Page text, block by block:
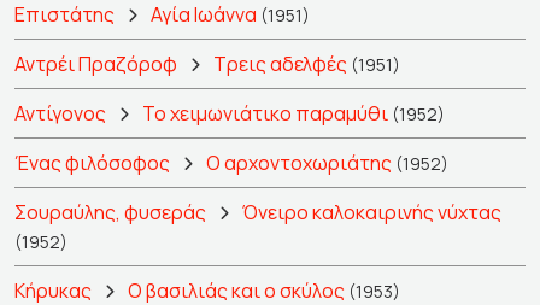
Επιστάτης Αγία Ιωάννα (1951)
Αντρέι Πραζόροφ Τρεις αδελφές (1951)
Αντίγονος Το χειμωνιάτικο παραμύθι (1952)
Ένας φιλόσοφος Ο αρχοντοχωριάτης (1952)
Σουραύλης, φυσεράς Όνειρο καλοκαιρινής νύχτας
(1952)
Κήρυκας Ο βασιλιάς και ο σκύλος (1953)